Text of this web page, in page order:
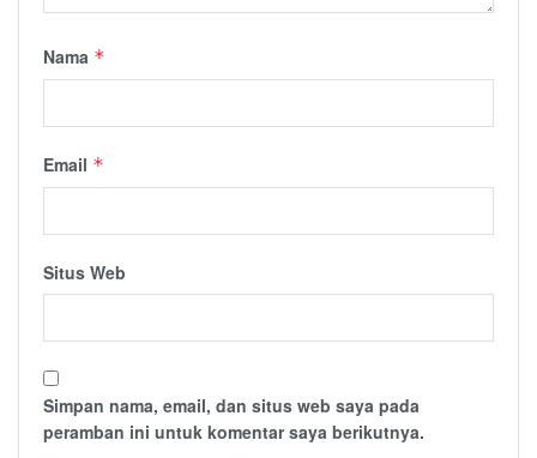
Nama *
Email *
Situs Web
Simpan nama, email, dan situs web saya pada
peramban ini untuk komentar saya berikutnya.